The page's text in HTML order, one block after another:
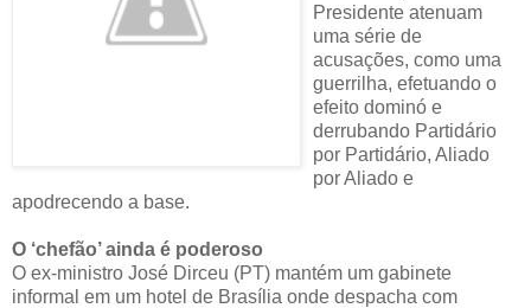
Presidente atenuam
uma série de
acusações, como uma
guerrilha, efetuando o
efeito dominó e
derrubando Partidário
por Partidário, Aliado
por Aliado e
apodrecendo a base.
O ‘chefão’ ainda é poderoso
O ex-ministro José Dirceu (PT) mantém um gabinete
informal em um hotel de Brasília onde despacha com